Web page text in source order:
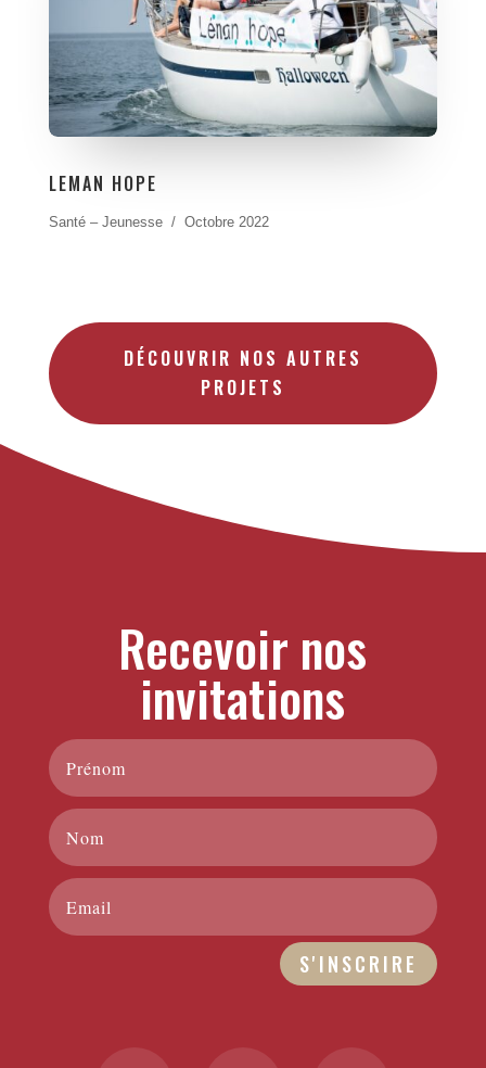
LEMAN HOPE
Santé – Jeunesse / Octobre 2022
DÉCOUVRIR NOS AUTRES
PROJETS
Recevoir nos
invitations
S'INSCRIRE